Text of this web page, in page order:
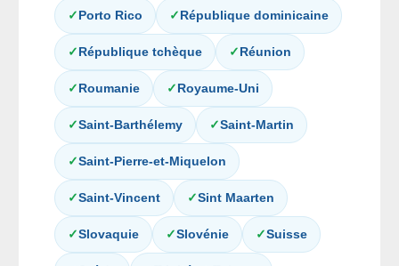
✓Porto Rico ✓République dominicaine
✓République tchèque ✓Réunion
✓Roumanie ✓Royaume-Uni
✓Saint-Barthélemy ✓Saint-Martin
✓Saint-Pierre-et-Miquelon
✓Saint-Vincent ✓Sint Maarten
✓Slovaquie ✓Slovénie ✓Suisse